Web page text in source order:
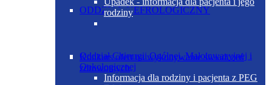
ODDZIAŁ NEFROLOGICZNY
rodziny
Oddział Chirurgii Ogólnej, Małoinwazyjnej i
Onkologicznej
Informacja dla rodziny i pacjenta z PEG
Konkurs ofert na wykonywanie świadczeń
zdrowotnych